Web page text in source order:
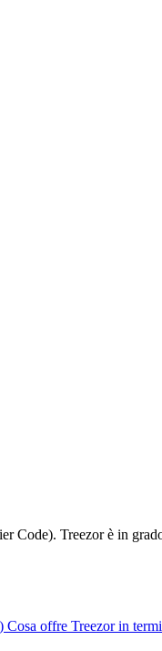
Code). Treezor è in
Cosa offre Treezor in